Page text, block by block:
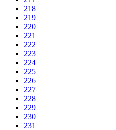
218
219
220
221
222
223
224
225
226
227
228
229
230
231